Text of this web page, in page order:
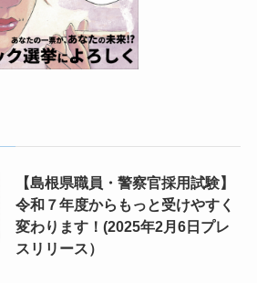
【島根県職員・警察官採用試験】
令和７年度からもっと受けやすく
変わります！(2025年2月6日プレ
スリリース）